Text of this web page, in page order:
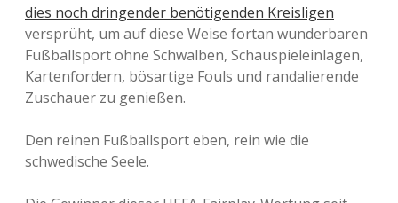
AC Florenz –
VSC
Debrecen
5:2
dies noch dringender benötigenden Kreisligen
versprüht, um auf diese Weise fortan wunderbaren
Fußballsport ohne Schwalben, Schauspieleinlagen,
Kartenfordern, bösartige Fouls und randalierende
Zuschauer zu genießen.
Den reinen Fußballsport eben, rein wie die
schwedische Seele.